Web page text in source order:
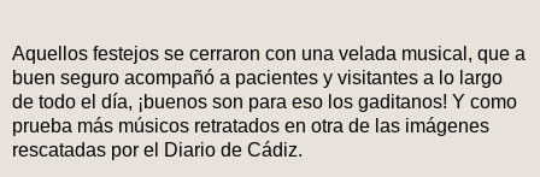
Aquellos festejos se cerraron con una velada musical, que a
buen seguro acompañó a pacientes y visitantes a lo largo
de todo el día, ¡buenos son para eso los gaditanos! Y como
prueba más músicos retratados en otra de las imágenes
rescatadas por el Diario de Cádiz.